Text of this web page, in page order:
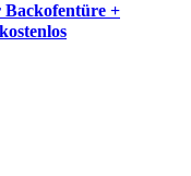
+